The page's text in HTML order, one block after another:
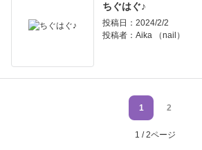
ちぐはぐ♪
投稿日：2024/2/2
投稿者： Aika （nail）
1 2
1 / 2ページ